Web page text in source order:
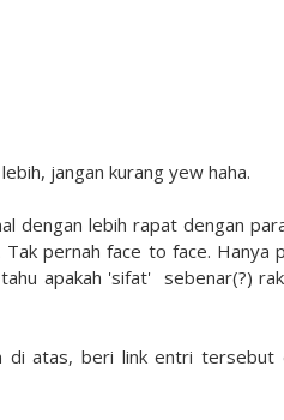
jangan kurang yew haha.
dengan lebih rapat dengan
pernah face to face. Hanya
apakah 'sifat' sebenar(?)
di atas, beri link entri tersebut